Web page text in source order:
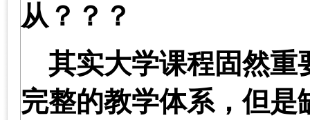
从？？？
其实大学课程固然重
完整的教学体系，但